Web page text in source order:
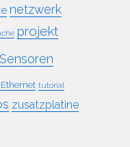
netzwerk
projekt
Sensoren
tutorial
zusatzplatine